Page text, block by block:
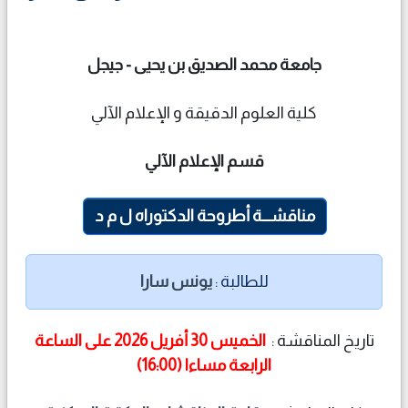
جامعة محمد الصديق بن يحيى - جيجل
كلية العلوم الدقيقة و الإعلام الآلي
قسم الإعلام الآلي
مناقشـــة أطروحة الدكتوراه ل م د
للطالبة : يونس سارا
تاريخ المناقشة :
الخميس 30 أفريل 2026 على الساعة
الرابعة مساءا (16:00)